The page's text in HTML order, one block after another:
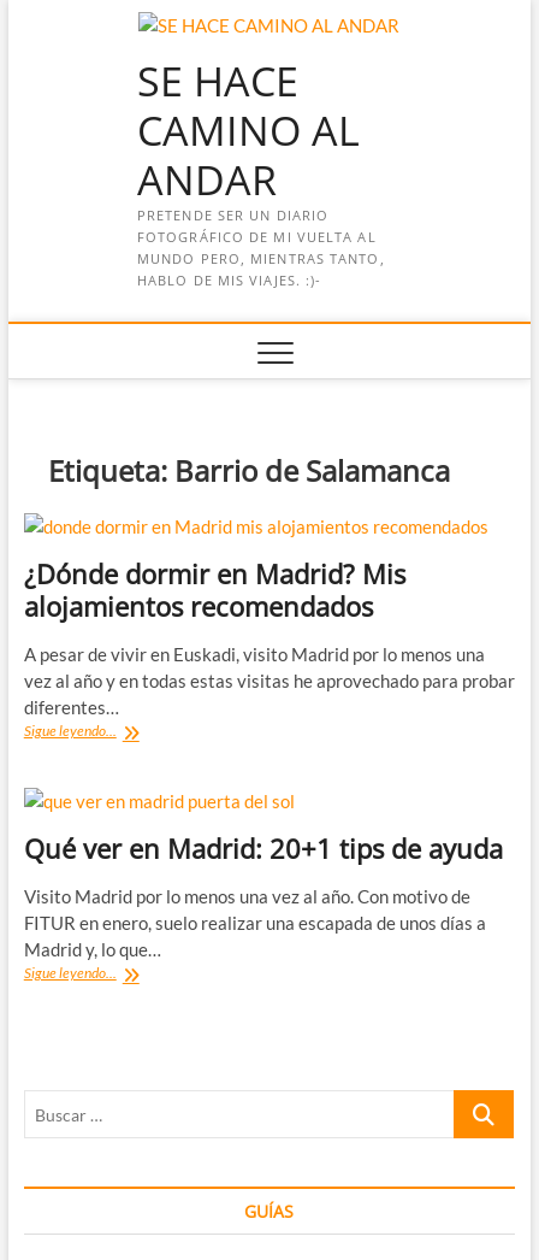
SE HACE
CAMINO AL
ANDAR
PRETENDE SER UN DIARIO
FOTOGRÁFICO DE MI VUELTA AL
MUNDO PERO, MIENTRAS TANTO,
HABLO DE MIS VIAJES. :)-
Etiqueta: Barrio de Salamanca
¿Dónde dormir en Madrid? Mis
alojamientos recomendados
A pesar de vivir en Euskadi, visito Madrid por lo menos una
vez al año y en todas estas visitas he aprovechado para probar
diferentes…
Sigue leyendo... ¿Dónde
Madrid?
alojamientos
recomendados
Qué ver en Madrid: 20+1 tips de ayuda
Visito Madrid por lo menos una vez al año. Con motivo de
FITUR en enero, suelo realizar una escapada de unos días a
Madrid y, lo que…
Sigue leyendo... Qué
Buscar
GUÍAS